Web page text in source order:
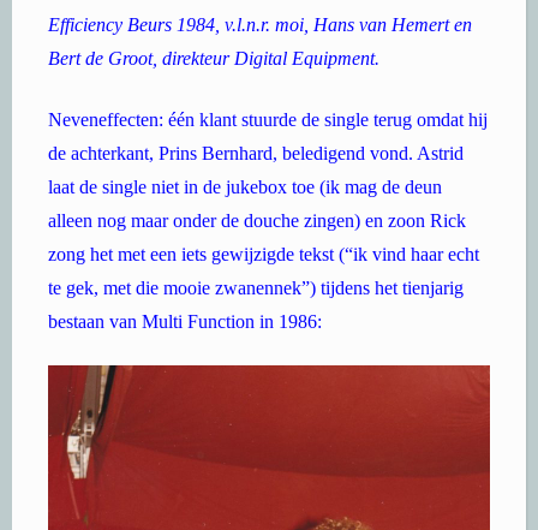
Efficiency Beurs 1984, v.l.n.r. moi, Hans van Hemert en
Bert de Groot, direkteur Digital Equipment.
Neveneffecten: één klant stuurde de single terug omdat hij
de achterkant, Prins Bernhard, beledigend vond. Astrid
laat de single niet in de jukebox toe (ik mag de deun
alleen nog maar onder de douche zingen) en zoon Rick
zong het met een iets gewijzigde tekst (“ik vind haar echt
te gek, met die mooie zwanennek”) tijdens het tienjarig
bestaan van Multi Function in 1986: